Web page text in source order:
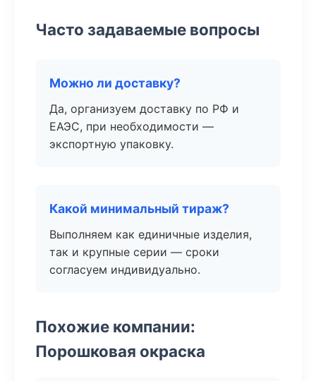
Часто задаваемые вопросы
Можно ли доставку?
Да, организуем доставку по РФ и
ЕАЭС, при необходимости —
экспортную упаковку.
Какой минимальный тираж?
Выполняем как единичные изделия,
так и крупные серии — сроки
согласуем индивидуально.
Похожие компании:
Порошковая окраска